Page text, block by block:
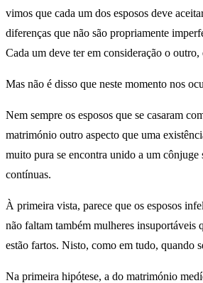
vimos que cada um dos esposos deve
diferenças que não são propriamente
Cada um deve ter em consideração o outro,
Mas não é disso que neste momento nos
Nem sempre os esposos que se casaram
matrimónio outro aspecto que uma
muito pura se encontra unido a um
contínuas.
À primeira vista, parece que os esposos
não faltam também mulheres insuportáveis
estão fartos. Nisto, como em tudo, quando
Na primeira hipótese, a do matrimónio